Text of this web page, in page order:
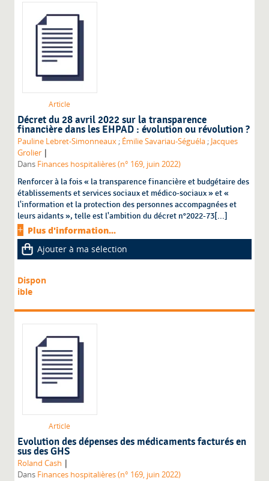
Article
Décret du 28 avril 2022 sur la transparence
financière dans les EHPAD : évolution ou révolution ?
Pauline Lebret-Simonneaux ; Émilie Savariau-Séguéla ; Jacques
Grolier |
Dans Finances hospitalières (n° 169, juin 2022)
Renforcer à la fois « la transparence financière et budgétaire des
établissements et services sociaux et médico-sociaux » et «
l'information et la protection des personnes accompagnées et
leurs aidants », telle est l'ambition du décret n°2022-73[...]
Plus d'information...
Ajouter à ma sélection
Dispon
ible
Article
Evolution des dépenses des médicaments facturés en
sus des GHS
Roland Cash |
Dans Finances hospitalières (n° 169, juin 2022)